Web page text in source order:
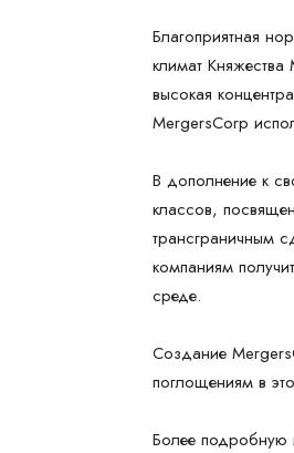
Благоприятная
климат
высокая
MergersCorp
В дополнение к
классов,
трансграничным
компаниям
среде.
Создание
поглощениям в
Более подробную